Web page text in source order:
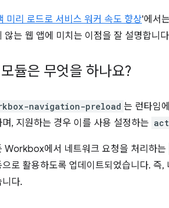
미리 로드로 서비스 워커 속도 향상'에서
않는 웹 앱에 미치는 이점을 잘 설명합니
듈은 무엇을 하나요?
navigation-preload 는 런타임
며, 지원하는 경우 이를 사용 설정하는
Workbox에서 네트워크 요청을 처리하는
으로 활용하도록 업데이트되었습니다. 즉
니다.